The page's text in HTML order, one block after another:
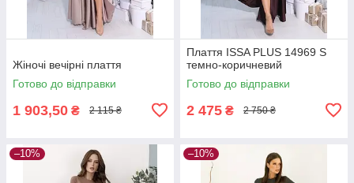
Жіночі вечірні плаття
Готово до відправки
1 903,50 ₴ 2 115 ₴
Плаття ISSA PLUS 14969 S
темно-коричневий
Готово до відправки
2 475 ₴ 2 750 ₴
–10% –10%